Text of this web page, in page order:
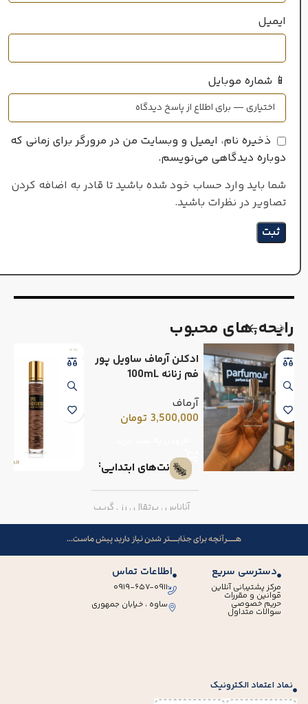
ایمیل
📱 شماره موبایل
ذخیره نام، ایمیل و وبسایت من در مرورگر برای زمانی که
دوباره دیدگاهی می‌نویسم.
شما باید وارد حساب خود شده باشید تا قادر به اضافه کردن
تصاویر در نظرات باشید.
رایحه٬های محبوب
ادکلن آرماف ساویل پور
فم زنانه 100mL
آرماف
3,500,000 تومان
نت‌های ابتدایی
آناناس , پرتقال , رز , گریپ
فروت
فلفل صورتی,میوه گل
ساعت
مشک,وانیل
هــــــرآنچه برای جذابـــــتر شدن نیاز دارید پیش ماست...
دسترسی سریع
مرکز پشتیبانی آنلاین
قوانین و مقررات
حریم خصوصی
سوالات متداول
اطلاعات تماس
۰۹۱۹-۶۵۷-۰۹۱۱
ساوه ، خیابان جمهوری
نماد اعتماد الکترونیک